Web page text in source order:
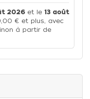
2026et le 13 août
€ et plus, avec
à partir de